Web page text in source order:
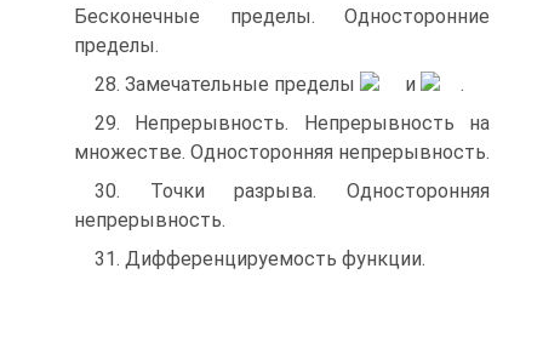
Бесконечные пределы. Односторонние
пределы.
28. Замечательные пределы
и
.
29. Непрерывность. Непрерывность на
множестве. Односторонняя непрерывность.
30. Точки разрыва. Односторонняя
непрерывность.
31. Дифференцируемость функции.